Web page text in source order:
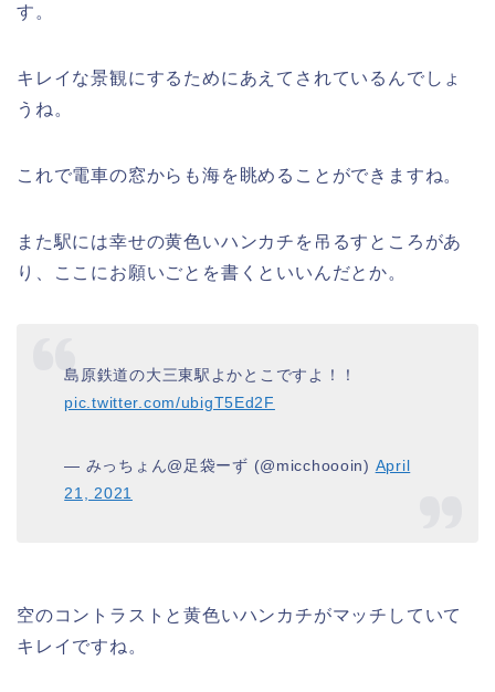
す。
キレイな景観にするためにあえてされているんでしょ
うね。
これで電車の窓からも海を眺めることができますね。
また駅には幸せの黄色いハンカチを吊るすところがあ
り、ここにお願いごとを書くといいんだとか。
島原鉄道の大三東駅よかとこですよ！！
pic.twitter.com/ubigT5Ed2F
— みっちょん@足袋ーず (@micchoooin) April
21, 2021
空のコントラストと黄色いハンカチがマッチしていて
キレイですね。